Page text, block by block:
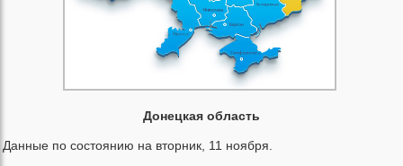
Донецкая область
Данные по состоянию на вторник, 11 ноября.